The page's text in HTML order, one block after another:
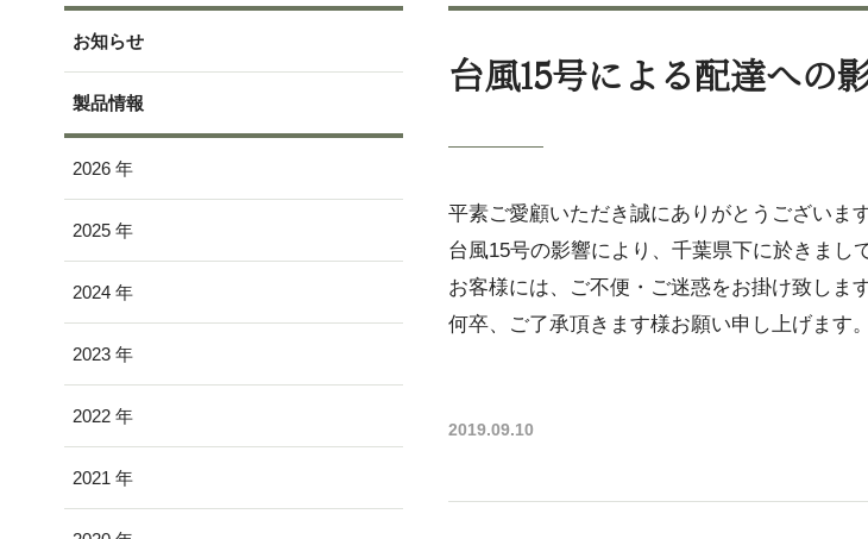
台風15号による配達への
平素ご愛顧いただき誠にありがとうございます
台風15号の影響により、千葉県下に於きまし
お客様には、ご不便・ご迷惑をお掛け致します
何卒、ご了承頂きます様お願い申し上げます。
2019.09.10
お知らせ
製品情報
2026
2025
2024
2023
2022
2021